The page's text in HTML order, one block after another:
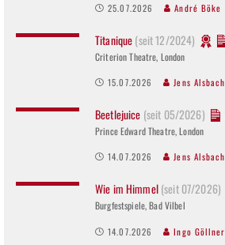
25.07.2026 André Böke
Titanique(seit 12/2024)
Criterion Theatre, London
15.07.2026 Jens Alsbach
Beetlejuice (seit 05/2026)
Prince Edward Theatre, London
14.07.2026 Jens Alsbach
Wie im Himmel(seit 07/2026)
Burgfestspiele, Bad Vilbel
14.07.2026 Ingo Göllner